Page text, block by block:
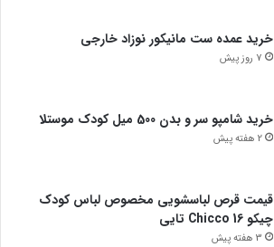
خرید عمده ست مانیکور نوزاد خارجی
7 روز پیش
خرید شامپو سر و بدن 500 میل کودک موستلا
2 هفته پیش
قیمت قرص لباسشویی مخصوص لباس کودک
چیکو Chicco 16 تایی
3 هفته پیش